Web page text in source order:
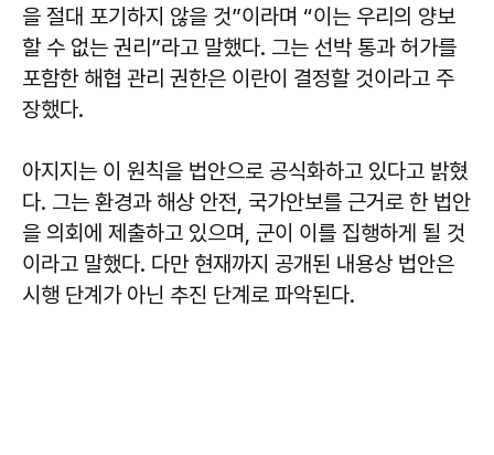
을 절대 포기하지 않을 것”이라며 “이는 우리의 양보
할 수 없는 권리”라고 말했다. 그는 선박 통과 허가를
포함한 해협 관리 권한은 이란이 결정할 것이라고 주
장했다.
아지지는 이 원칙을 법안으로 공식화하고 있다고 밝혔
다. 그는 환경과 해상 안전, 국가안보를 근거로 한 법안
을 의회에 제출하고 있으며, 군이 이를 집행하게 될 것
이라고 말했다. 다만 현재까지 공개된 내용상 법안은
시행 단계가 아닌 추진 단계로 파악된다.